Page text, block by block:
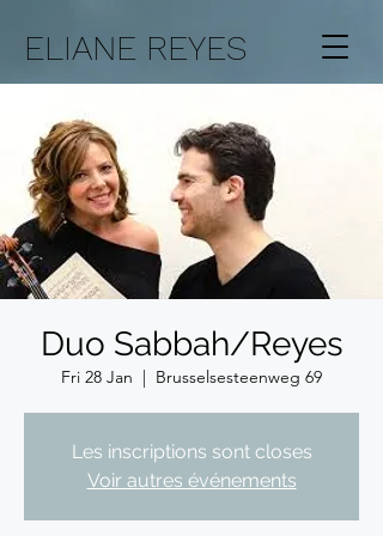
ELIANE REYES
Duo Sabbah/Reyes
Fri 28 Jan
  |
Brusselsesteenweg 69
Les inscriptions sont closes
Voir autres événements